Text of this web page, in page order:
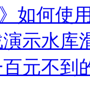
》如何使
示水库
元不到